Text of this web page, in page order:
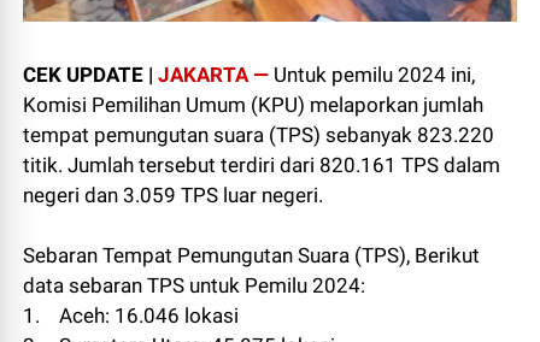
CEK UPDATE | JAKARTA — Untuk pemilu 2024 ini,
Komisi Pemilihan Umum (KPU) melaporkan jumlah
tempat pemungutan suara (TPS) sebanyak 823.220
titik. Jumlah tersebut terdiri dari 820.161 TPS dalam
negeri dan 3.059 TPS luar negeri.
Sebaran Tempat Pemungutan Suara (TPS), Berikut
data sebaran TPS untuk Pemilu 2024:
1. Aceh: 16.046 lokasi